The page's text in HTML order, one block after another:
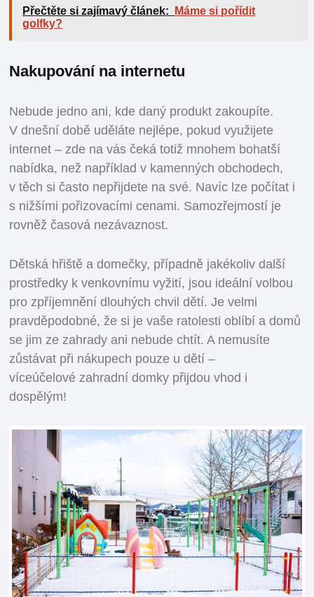
Přečtěte si zajímavý článek:
Máme si pořídit
golfky?
Nakupování na internetu
Nebude jedno ani, kde daný produkt zakoupíte.
V dnešní době uděláte nejlépe, pokud využijete
internet – zde na vás čeká totiž mnohem bohatší
nabídka, než například v kamenných obchodech,
v těch si často nepřijdete na své. Navíc lze počítat i
s nižšími pořizovacími cenami. Samozřejmostí je
rovněž časová nezávaznost.
Dětská hřiště a domečky, případně jakékoliv další
prostředky k venkovnímu vyžití, jsou ideální volbou
pro zpříjemnění dlouhých chvil dětí. Je velmi
pravděpodobné, že si je vaše ratolesti oblíbí a domů
se jim ze zahrady ani nebude chtít. A nemusíte
zůstávat při nákupech pouze u dětí –
víceúčelové zahradní domky přijdou vhod i
dospělým!